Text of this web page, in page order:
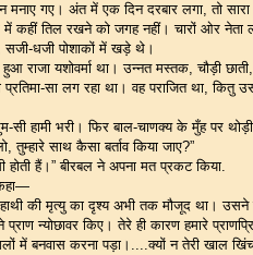
मनाए गए। अंत में एक दिन दरबार लगा, तो
कहीं तिल रखने को जगह नहीं। चारों ओर नेता
सजी-धजी पोशाकों में खड़े थे।
राजा यशोवर्मा था। उन्नत मस्तक, चौड़ी
प्रतिमा-सा लग रहा था। वह पराजित था,
सी हामी भरी। फिर बाल-चाणक्य के मुँह पर
तुम्हारे साथ कैसा बर्ताव किया जाए?”
होती हैं।” बीरबल ने अपना मत प्रकट किया.
हाथी की मृत्यु का दृश्य अभी तक मौजूद था।
न्योछावर किए। तेरे ही कारण हमारे
में बनवास करना पड़ा।....क्यों न तेरी खाल